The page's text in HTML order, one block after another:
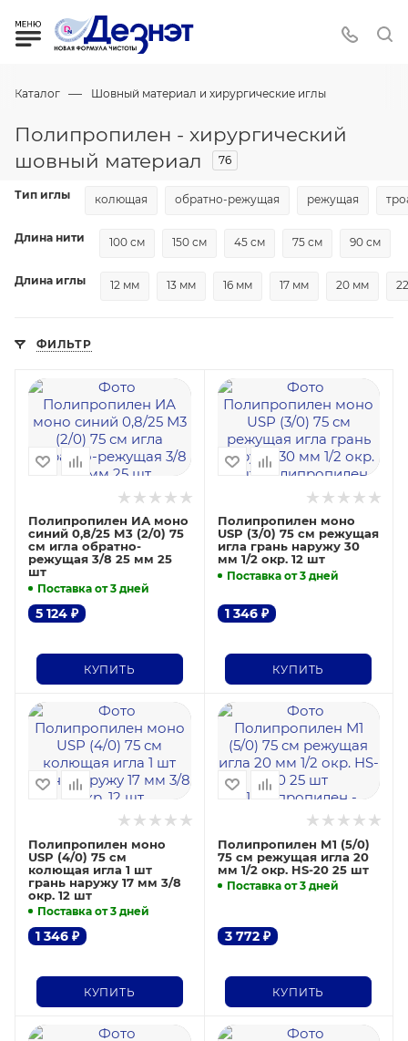
Каталог — Шовный материал и хирургические иглы
Полипропилен - хирургический
шовный материал
76
Тип иглы колющая обратно-режущая режущая
Длина нити 100 см 150 см 45 см 75 см 90 см
Длина иглы 12 мм 13 мм 16 мм 17 мм 20 мм
ФИЛЬТР
Полипропилен ИА моно
синий 0,8/25 М3 (2/0) 75
см игла обратно-
режущая 3/8 25 мм 25
шт
Поставка от 3 дней
5 124 ₽
КУПИТЬ
Полипропилен моно
USP (3/0) 75 см режущая
игла грань наружу 30
мм 1/2 окр. 12 шт
Поставка от 3 дней
1 346₽
КУПИТЬ
Полипропилен моно
USP (4/0) 75 см
колющая игла 1 шт
грань наружу 17 мм 3/8
окр. 12 шт
Поставка от 3 дней
1 346 ₽
КУПИТЬ
Полипропилен М1 (5/0)
75 см режущая игла 20
мм 1/2 окр. HS-20 25 шт
Поставка от 3 дней
3 772₽
КУПИТЬ